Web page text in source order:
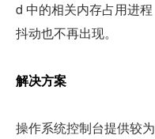
d 中的相关内存占用进
抖动也不再出现。
解决方案
操作系统控制台提供较